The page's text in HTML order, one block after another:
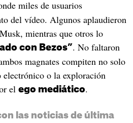
miles de usuarios
del vídeo. Algunos aplaudieron
mientras que otros lo
con Bezos”. No faltaron
magnates compiten no solo
o la exploración
el ego mediático.
las noticias de última